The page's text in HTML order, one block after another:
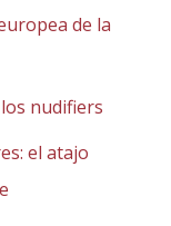
de la
nudifiers
el atajo